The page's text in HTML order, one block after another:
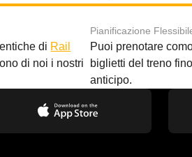
di Rail
di noi i nostri
Pianificazione
Puoi prenotare
biglietti del treno
anticipo.